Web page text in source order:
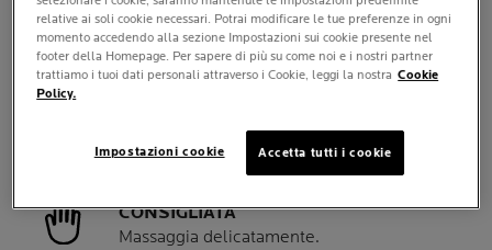
QUANDO
Mattino e/o sera.
CONSIGLIATA
Massaggia delicatamente.
relative ai soli cookie necessari. Potrai modificare le tue preferenze in ogni
momento accedendo alla sezione Impostazioni sui cookie presente nel
footer della Homepage. Per sapere di più su come noi e i nostri partner
trattiamo i tuoi dati personali attraverso i Cookie, leggi la nostra Cookie
Policy.
Impostazioni cookie Accetta tutti i cookie